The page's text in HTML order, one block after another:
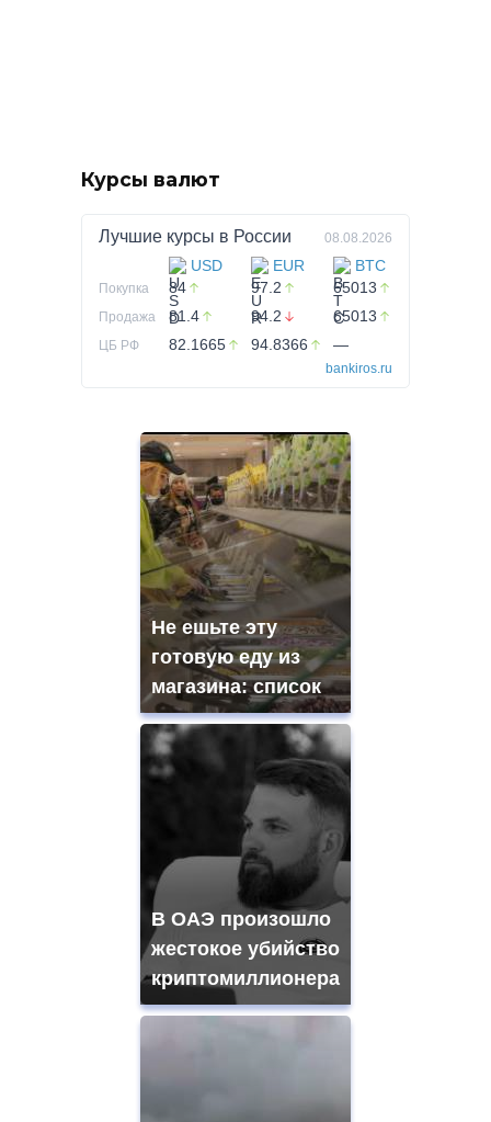
Курсы валют
Лучшие курсы в России 08.08.2026
USD EUR BTC
Покупка 84 97.2 65013
Продажа 81.4 94.2 65013
ЦБ РФ 82.1665 94.8366 —
bankiros.ru
Не ешьте эту
готовую еду из
магазина: список
В ОАЭ произошло
жестокое убийство
криптомиллионера